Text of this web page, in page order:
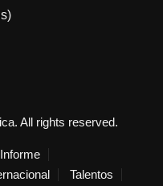
All rights reserved.
Informe
Talentos